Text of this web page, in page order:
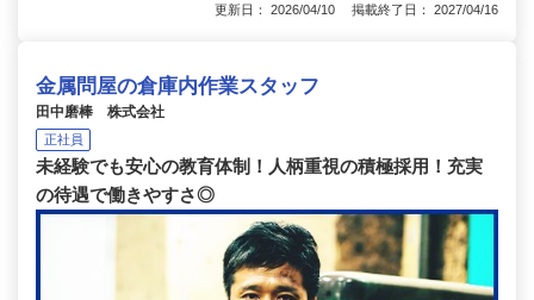
更新日： 2026/04/10 掲載終了日： 2027/04/16
金属問屋の倉庫内作業スタッフ
田中磨棒 株式会社
正社員
未経験でも安心の教育体制！人柄重視の積極採用！充実
の待遇で働きやすさ◎